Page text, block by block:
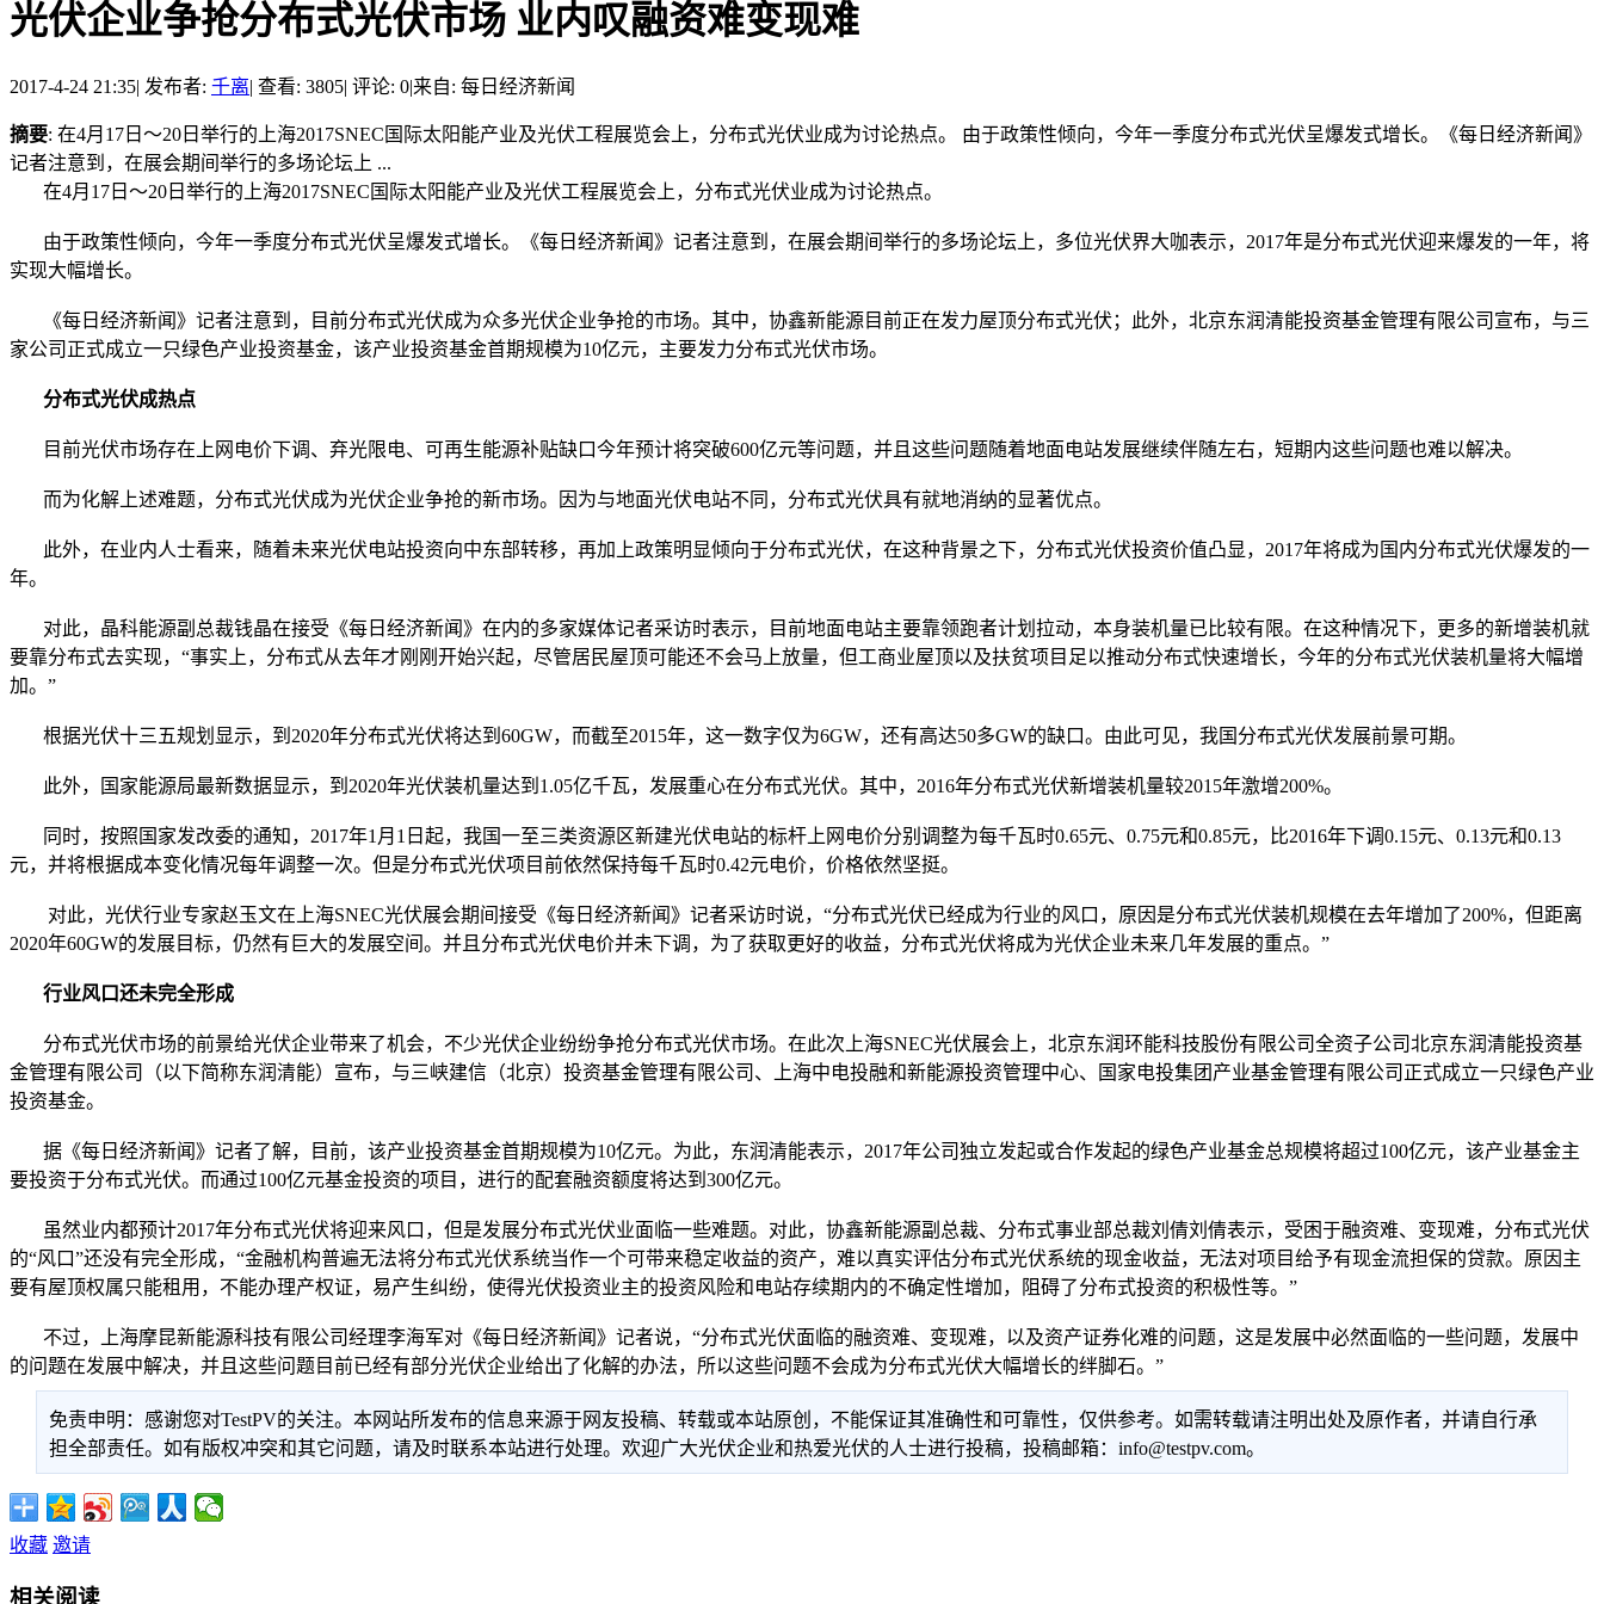
光伏企业争抢分布式光伏市场 业内叹融资难变现难
2017-4-24 21:35| 发布者: 千离| 查看: 3805| 评论: 0|来自: 每日经济新闻
摘要: 在4月17日～20日举行的上海2017SNEC国际太阳能产业及光伏工程展览会上，分布式光伏业成为讨论热点。 由于政策性倾向，今年一季度分布式光伏呈爆发式增长。《每日经济新闻》
记者注意到，在展会期间举行的多场论坛上 ...
在4月17日～20日举行的上海2017SNEC国际太阳能产业及光伏工程展览会上，分布式光伏业成为讨论热点。
由于政策性倾向，今年一季度分布式光伏呈爆发式增长。《每日经济新闻》记者注意到，在展会期间举行的多场论坛上，多位光伏界大咖表示，2017年是分布式光伏迎来爆发的一年，将
实现大幅增长。
《每日经济新闻》记者注意到，目前分布式光伏成为众多光伏企业争抢的市场。其中，协鑫新能源目前正在发力屋顶分布式光伏；此外，北京东润清能投资基金管理有限公司宣布，与三
家公司正式成立一只绿色产业投资基金，该产业投资基金首期规模为10亿元，主要发力分布式光伏市场。
分布式光伏成热点
目前光伏市场存在上网电价下调、弃光限电、可再生能源补贴缺口今年预计将突破600亿元等问题，并且这些问题随着地面电站发展继续伴随左右，短期内这些问题也难以解决。
而为化解上述难题，分布式光伏成为光伏企业争抢的新市场。因为与地面光伏电站不同，分布式光伏具有就地消纳的显著优点。
此外，在业内人士看来，随着未来光伏电站投资向中东部转移，再加上政策明显倾向于分布式光伏，在这种背景之下，分布式光伏投资价值凸显，2017年将成为国内分布式光伏爆发的一
年。
对此，晶科能源副总裁钱晶在接受《每日经济新闻》在内的多家媒体记者采访时表示，目前地面电站主要靠领跑者计划拉动，本身装机量已比较有限。在这种情况下，更多的新增装机就
要靠分布式去实现，“事实上，分布式从去年才刚刚开始兴起，尽管居民屋顶可能还不会马上放量，但工商业屋顶以及扶贫项目足以推动分布式快速增长，今年的分布式光伏装机量将大幅增
加。”
根据光伏十三五规划显示，到2020年分布式光伏将达到60GW，而截至2015年，这一数字仅为6GW，还有高达50多GW的缺口。由此可见，我国分布式光伏发展前景可期。
此外，国家能源局最新数据显示，到2020年光伏装机量达到1.05亿千瓦，发展重心在分布式光伏。其中，2016年分布式光伏新增装机量较2015年激增200%。
同时，按照国家发改委的通知，2017年1月1日起，我国一至三类资源区新建光伏电站的标杆上网电价分别调整为每千瓦时0.65元、0.75元和0.85元，比2016年下调0.15元、0.13元和0.13
元，并将根据成本变化情况每年调整一次。但是分布式光伏项目前依然保持每千瓦时0.42元电价，价格依然坚挺。
对此，光伏行业专家赵玉文在上海SNEC光伏展会期间接受《每日经济新闻》记者采访时说，“分布式光伏已经成为行业的风口，原因是分布式光伏装机规模在去年增加了200%，但距离
2020年60GW的发展目标，仍然有巨大的发展空间。并且分布式光伏电价并未下调，为了获取更好的收益，分布式光伏将成为光伏企业未来几年发展的重点。”
行业风口还未完全形成
分布式光伏市场的前景给光伏企业带来了机会，不少光伏企业纷纷争抢分布式光伏市场。在此次上海SNEC光伏展会上，北京东润环能科技股份有限公司全资子公司北京东润清能投资基
金管理有限公司（以下简称东润清能）宣布，与三峡建信（北京）投资基金管理有限公司、上海中电投融和新能源投资管理中心、国家电投集团产业基金管理有限公司正式成立一只绿色产业
投资基金。
据《每日经济新闻》记者了解，目前，该产业投资基金首期规模为10亿元。为此，东润清能表示，2017年公司独立发起或合作发起的绿色产业基金总规模将超过100亿元，该产业基金主
要投资于分布式光伏。而通过100亿元基金投资的项目，进行的配套融资额度将达到300亿元。
虽然业内都预计2017年分布式光伏将迎来风口，但是发展分布式光伏业面临一些难题。对此，协鑫新能源副总裁、分布式事业部总裁刘倩刘倩表示，受困于融资难、变现难，分布式光伏
的“风口”还没有完全形成，“金融机构普遍无法将分布式光伏系统当作一个可带来稳定收益的资产，难以真实评估分布式光伏系统的现金收益，无法对项目给予有现金流担保的贷款。原因主
要有屋顶权属只能租用，不能办理产权证，易产生纠纷，使得光伏投资业主的投资风险和电站存续期内的不确定性增加，阻碍了分布式投资的积极性等。”
不过，上海摩昆新能源科技有限公司经理李海军对《每日经济新闻》记者说，“分布式光伏面临的融资难、变现难，以及资产证券化难的问题，这是发展中必然面临的一些问题，发展中
的问题在发展中解决，并且这些问题目前已经有部分光伏企业给出了化解的办法，所以这些问题不会成为分布式光伏大幅增长的绊脚石。”
免责申明：感谢您对TestPV的关注。本网站所发布的信息来源于网友投稿、转载或本站原创，不能保证其准确性和可靠性，仅供参考。如需转载请注明出处及原作者，并请自行承
担全部责任。如有版权冲突和其它问题，请及时联系本站进行处理。欢迎广大光伏企业和热爱光伏的人士进行投稿，投稿邮箱：info@testpv.com。
收藏 邀请
相关阅读